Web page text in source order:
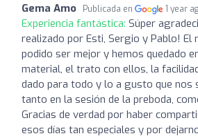
Gema Amo Publicada en 1 year
Experiencia fantástica: Súper
realizado por Esti, Sergio y Pablo! El
podido ser mejor y hemos quedado
material, el trato con ellos, la
dado para todo y lo a gusto que nos
tanto en la sesión de la preboda,
Gracias de verdad por haber
esos días tan especiales y por